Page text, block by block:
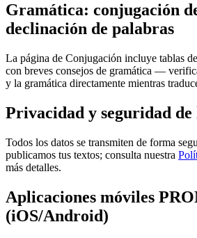
Gramática: conjugación
declinación de palabras
La página de Conjugación incluye tablas
con breves consejos de gramática —
y la gramática directamente mientras
Privacidad y seguridad de
Todos los datos se transmiten de forma
publicamos tus textos; consulta nuestra
más detalles.
Aplicaciones móviles
(iOS/Android)